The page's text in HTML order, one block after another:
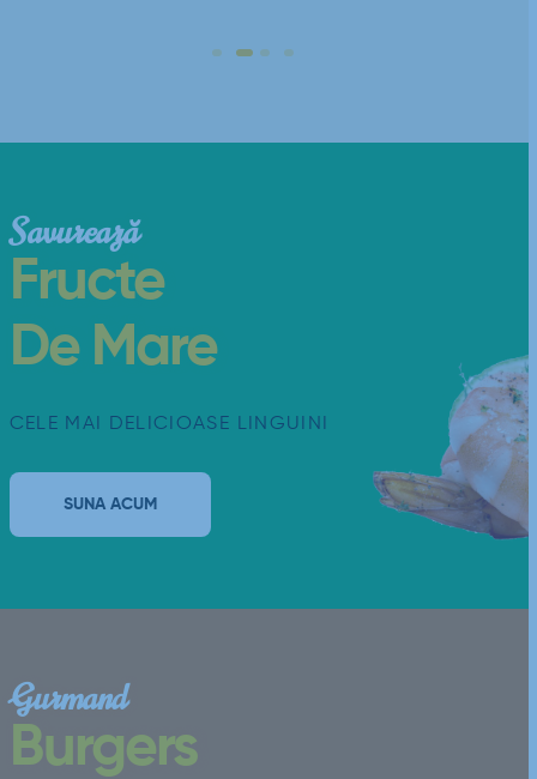
Savurează
Fructe
De Mare
CELE MAI DELICIOASE LINGUINI
SUNA ACUM
Gurmand
Burgers